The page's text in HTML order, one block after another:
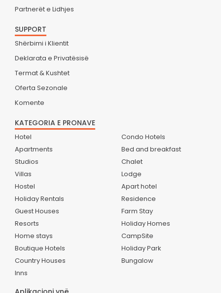
Partnerët e Lidhjes
SUPPORT
Shërbimi i Klientit
Deklarata e Privatësisë
Termat & Kushtet
Oferta Sezonale
Komente
KATEGORIA E PRONAVE
Hotel
Apartments
Studios
Villas
Hostel
Holiday Rentals
Guest Houses
Resorts
Home stays
Boutique Hotels
Country Houses
Inns
Condo Hotels
Bed and breakfast
Chalet
Lodge
Apart hotel
Residence
Farm Stay
Holiday Homes
CampSite
Holiday Park
Bungalow